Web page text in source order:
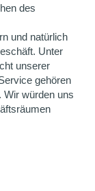
des
und natürlich
Unter
unserer
gehören
Wir würden uns